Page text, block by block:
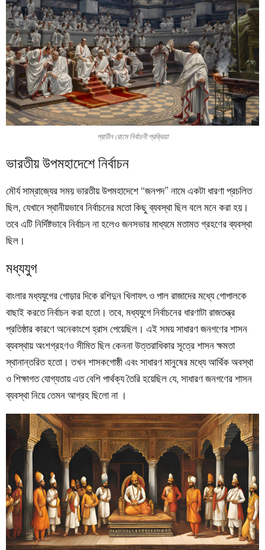
প্রাচীন রোমে নির্বাচনী প্রক্রিয়া
ভারতীয় উপমহাদেশে নির্বাচন
মৌর্য সাম্রাজ্যের সময় ভারতীয় উপমহাদেশে “জনপদ” নামে একটা ধারণা প্রচলিত
ছিল, যেখানে স্থানীয়ভাবে নির্বাচনের মতো কিছু ব্যবস্থা ছিল বলে মনে করা হয়।
তবে এটি নির্দিষ্টভাবে নির্বাচন না হলেও জনসভার মাধ্যমে মতামত গ্রহণের ব্যবস্থা
ছিল।
মধ্যযুগ
বাংলার মধ্যযুগের গোড়ার দিকে রশিদুন খিলাফৎ ও পাল রাজাদের মধ্যে গোপালকে
বাছাই করতে নির্বাচন করা হতো। তবে, মধ্যযুগে নির্বাচনের ধারণাটা রাজতন্ত্র
প্রতিষ্ঠার কারণে অনেকাংশে হ্রাস পেয়েছিল। এই সময় সাধারণ জনগণের শাসন
ব্যবস্থায় অংশগ্রহণও সীমিত ছিল কেননা উত্তরাধিকার সূত্রে শাসন ক্ষমতা
স্থানান্তরিত হতো। তখন শাসকগোষ্ঠী এবং সাধারণ মানুষের মধ্যে আর্থিক অবস্থা
ও শিক্ষাগত যোগ্যতায় এত বেশি পার্থক্য তৈরি হয়েছিল যে, সাধারণ জনগণের শাসন
ব্যবস্থা নিয়ে তেমন আগ্রহ ছিলো না ।